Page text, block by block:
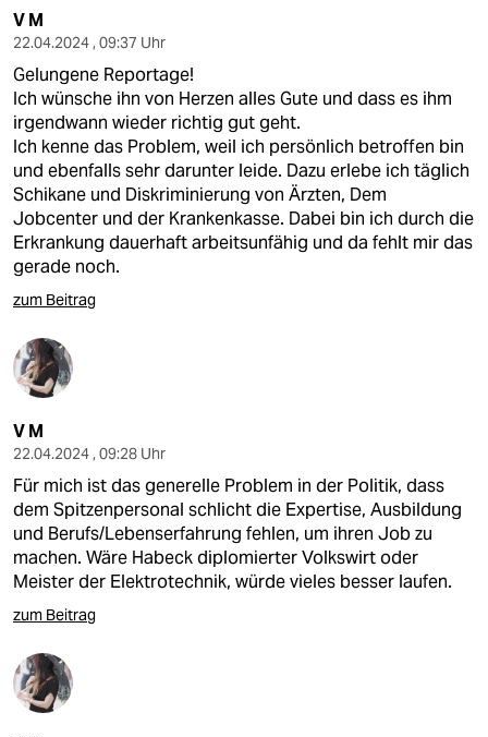
V M
22.04.2024 , 09:37 Uhr
Gelungene Reportage!
Ich wünsche ihn von Herzen alles Gute und dass es ihm
irgendwann wieder richtig gut geht.
Ich kenne das Problem, weil ich persönlich betroffen bin
und ebenfalls sehr darunter leide. Dazu erlebe ich täglich
Schikane und Diskriminierung von Ärzten, Dem
Jobcenter und der Krankenkasse. Dabei bin ich durch die
Erkrankung dauerhaft arbeitsunfähig und da fehlt mir das
gerade noch.
zum Beitrag
V M
22.04.2024 , 09:28 Uhr
Für mich ist das generelle Problem in der Politik, dass
dem Spitzenpersonal schlicht die Expertise, Ausbildung
und Berufs/Lebenserfahrung fehlen, um ihren Job zu
machen. Wäre Habeck diplomierter Volkswirt oder
Meister der Elektrotechnik, würde vieles besser laufen.
zum Beitrag